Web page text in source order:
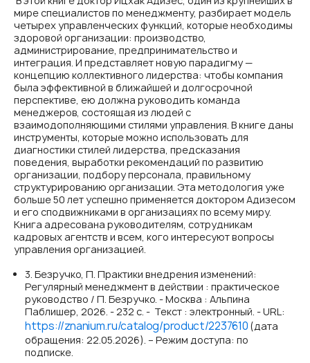
мире специалистов по менеджменту, разбирает модель
четырех управленческих функций, которые необходимы
здоровой организации: производство,
администрирование, предпринимательство и
интеграция. И представляет новую парадигму —
концепцию коллективного лидерства: чтобы компания
была эффективной в ближайшей и долгосрочной
перспективе, ею должна руководить команда
менеджеров, состоящая из людей с
взаимодополняющими стилями управления. В книге даны
инструменты, которые можно использовать для
диагностики стилей лидерства, предсказания
поведения, выработки рекомендаций по развитию
организации, подбору персонала, правильному
структурированию организации. Эта методология уже
больше 50 лет успешно применяется доктором Адизесом
и его сподвижниками в организациях по всему миру.
Книга адресована руководителям, сотрудникам
кадровых агентств и всем, кого интересуют вопросы
управления организацией.
3. Безручко, П. Практики внедрения изменений:
Регулярный менеджмент в действии : практическое
руководство / П. Безручко. - Москва : Альпина
Паблишер, 2026. - 232 с. - Текст : электронный. - URL:
https://znanium.ru/catalog/product/2237610 (дата
обращения: 22.05.2026). – Режим доступа: по
подписке.